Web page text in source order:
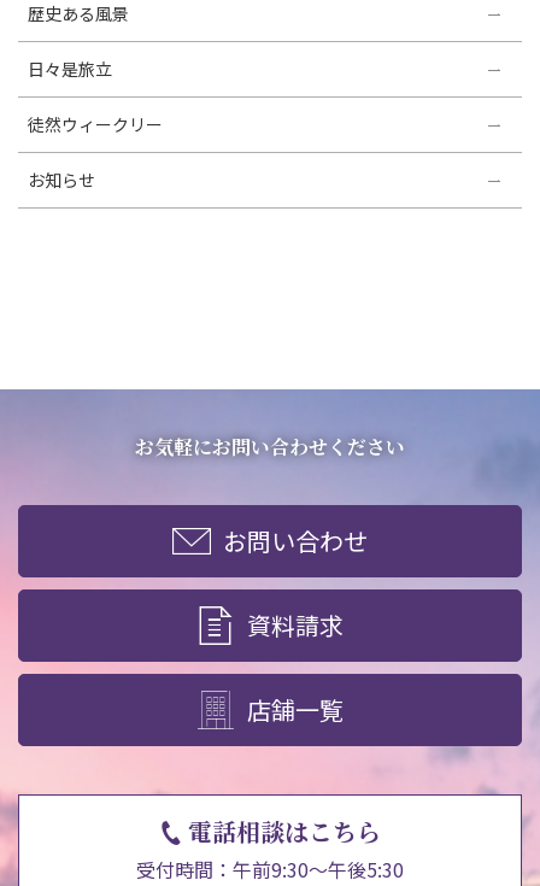
歴史ある風景
日々是旅立
徒然ウィークリー
お知らせ
お気軽にお問い合わせください
お問い合わせ
資料請求
店舗一覧
電話相談はこちら
受付時間：午前9:30～午後5:30